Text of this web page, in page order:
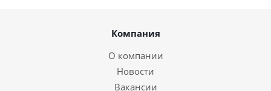
Компания
О компании
Новости
Вакансии